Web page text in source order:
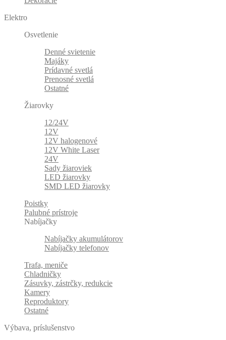
Elektro
Osvetlenie
Denné svietenie
Majáky
Prídavné svetlá
Prenosné svetlá
Ostatné
Žiarovky
12/24V
12V
12V halogenové
12V White Laser
24V
Sady žiaroviek
LED žiarovky
SMD LED žiarovky
Poistky
Palubné prístroje
Nabíjačky
Nabíjačky akumulátorov
Nabíjačky telefonov
Trafa, meniče
Chladničky
Zásuvky, zástrčky, redukcie
Kamery
Reproduktory
Ostatné
Výbava, príslušenstvo